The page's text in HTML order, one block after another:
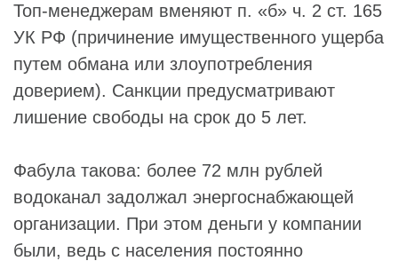
Топ-менеджерам вменяют п. «б» ч. 2 ст. 165
УК РФ (причинение имущественного ущерба
путем обмана или злоупотребления
доверием). Санкции предусматривают
лишение свободы на срок до 5 лет.
Фабула такова: более 72 млн рублей
водоканал задолжал энергоснабжающей
организации. При этом деньги у компании
были, ведь с населения постоянно